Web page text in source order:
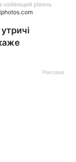
найвищий рівень
Реклама